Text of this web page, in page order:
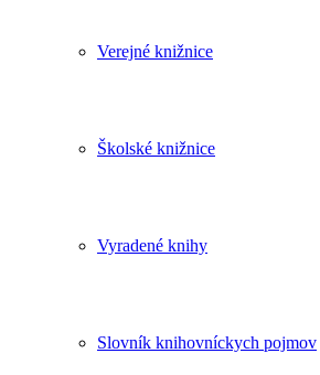
Verejné knižnice
Školské knižnice
Vyradené knihy
Slovník knihovníckych pojmov